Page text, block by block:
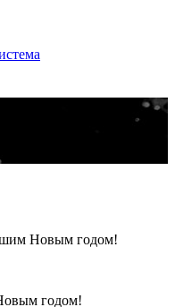
годом!
Новым годом!
годом!